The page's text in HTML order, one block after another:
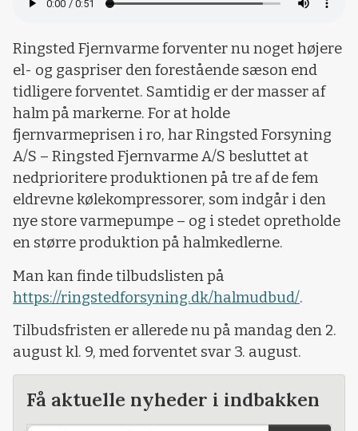
Ringsted Fjernvarme forventer nu noget højere
el- og gaspriser den forestående sæson end
tidligere forventet. Samtidig er der masser af
halm på markerne. For at holde
fjernvarmeprisen i ro, har Ringsted Forsyning
A/S – Ringsted Fjernvarme A/S besluttet at
nedprioritere produktionen på tre af de fem
eldrevne kølekompressorer, som indgår i den
nye store varmepumpe – og i stedet opretholde
en større produktion på halmkedlerne.
Man kan finde tilbudslisten på
https://ringstedforsyning.dk/halmudbud/.
Tilbudsfristen er allerede nu på mandag den 2.
august kl. 9, med forventet svar 3. august.
Få aktuelle nyheder i indbakken